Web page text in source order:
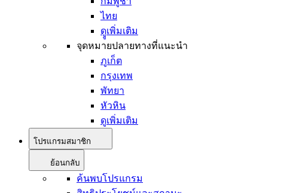
ไทย
ดููเพิ่มเติม
จุดหมายปลายทางที่แนะนำ
ภูเก็ต
กรุงเทพ
พัทยา
หัวหิน
ดูเพิ่มเติม
โปรแกรมสมาชิก
ย้อนกลับ
ค้นพบโปรแกรม